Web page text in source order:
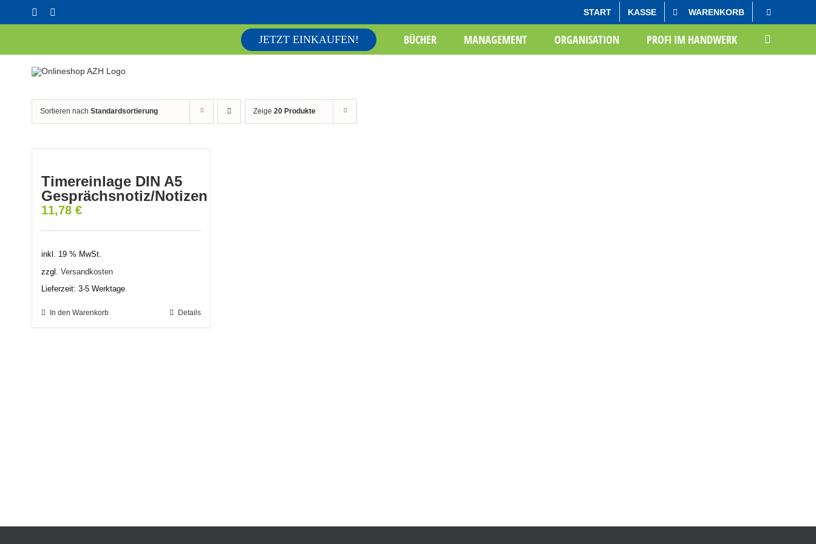
Facebook START KASSE WARENKORB
JETZT EINKAUFEN! BÜCHER MANAGEMENT ORGANISATION PROFI IM HANDWERK
Startseite Gesprächsnotizen
Sortieren nach Standardsortierung Zeige 20 Produkte
Timereinlage DIN A5
Gesprächsnotiz/Notizen
11,78 €
inkl. 19 % MwSt.
zzgl. Versandkosten
Lieferzeit: 3-5 Werktage
In den Warenkorb Details